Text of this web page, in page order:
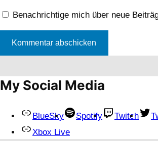
Benachrichtige mich über neue
My Social Media
BlueSky Spotify Twitch
Xbox Live